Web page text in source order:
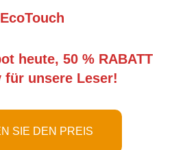
EcoTouch
heute, 50 % RABATT
für unsere Leser!
SIE DEN PREIS